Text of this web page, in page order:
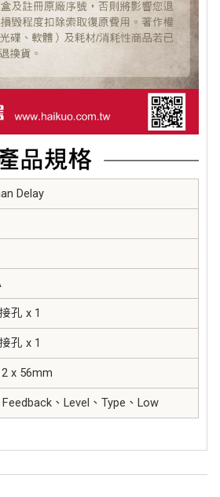
Delay
孔 x 1
孔 x 1
x 56mm
、Level、Type、Low